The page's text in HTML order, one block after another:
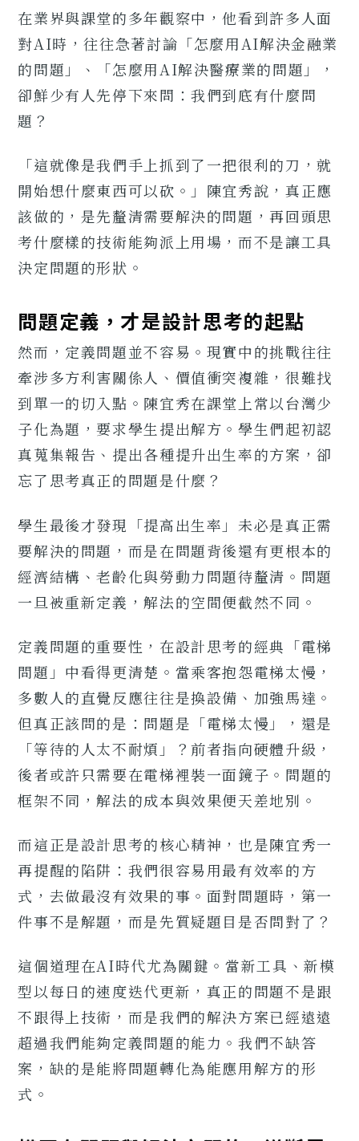
在業界與課堂的多年觀察中，他看到許多人面
對AI時，往往急著討論「怎麼用AI解決金融業
的問題」、「怎麼用AI解決醫療業的問題」，
卻鮮少有人先停下來問：我們到底有什麼問
題？
「這就像是我們手上抓到了一把很利的刀，就
開始想什麼東西可以砍。」陳宜秀說，真正應
該做的，是先釐清需要解決的問題，再回頭思
考什麼樣的技術能夠派上用場，而不是讓工具
決定問題的形狀。
問題定義，才是設計思考的起點
然而，定義問題並不容易。現實中的挑戰往往
牽涉多方利害關係人、價值衝突複雜，很難找
到單一的切入點。陳宜秀在課堂上常以台灣少
子化為題，要求學生提出解方。學生們起初認
真蒐集報告、提出各種提升出生率的方案，卻
忘了思考真正的問題是什麼？
學生最後才發現「提高出生率」未必是真正需
要解決的問題，而是在問題背後還有更根本的
經濟結構、老齡化與勞動力問題待釐清。問題
一旦被重新定義，解法的空間便截然不同。
定義問題的重要性，在設計思考的經典「電梯
問題」中看得更清楚。當乘客抱怨電梯太慢，
多數人的直覺反應往往是換設備、加強馬達。
但真正該問的是：問題是「電梯太慢」，還是
「等待的人太不耐煩」？前者指向硬體升級，
後者或許只需要在電梯裡裝一面鏡子。問題的
框架不同，解法的成本與效果便天差地別。
而這正是設計思考的核心精神，也是陳宜秀一
再提醒的陷阱：我們很容易用最有效率的方
式，去做最沒有效果的事。面對問題時，第一
件事不是解題，而是先質疑題目是否問對了？
這個道理在AI時代尤為關鍵。當新工具、新模
型以每日的速度迭代更新，真正的問題不是跟
不跟得上技術，而是我們的解決方案已經遠遠
超過我們能夠定義問題的能力。我們不缺答
案，缺的是能將問題轉化為能應用解方的形
式。